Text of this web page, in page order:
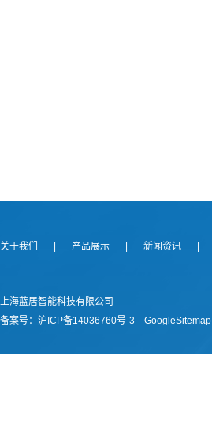
关于我们 产品展示 新闻资讯
上海蓝居智能科技有限公司
备案号： 沪ICP备14036760号-3 GoogleSitemap